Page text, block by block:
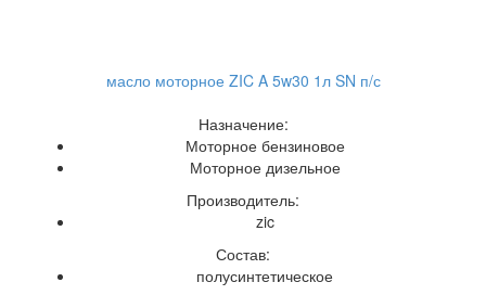
масло моторное ZIC A 5w30 1л SN п/с
Назначение:
Моторное бензиновое
Моторное дизельное
Производитель:
zic
Состав:
полусинтетическое